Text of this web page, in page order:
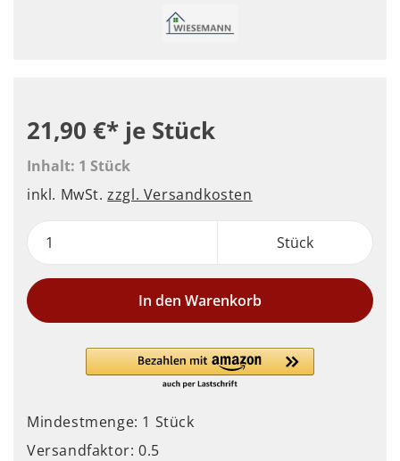
21,90 €* je Stück
Inhalt: 1 Stück
inkl. MwSt.zzgl. Versandkosten
Stück
In den Warenkorb
Mindestmenge: 1 Stück
Versandfaktor: 0.5